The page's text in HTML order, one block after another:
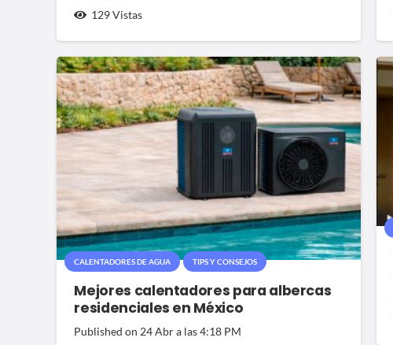
129Vistas
CALENTADORES DE AGUA TIPS Y CONSEJOS
Mejores calentadores para albercas
residenciales en México
Published on 24 Abr a las 4:18 PM